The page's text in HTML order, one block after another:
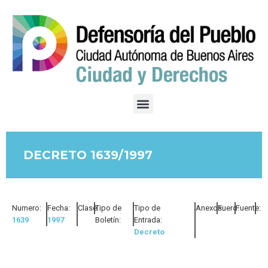
DECRETO 1639/1997
Numero:
1639
Fecha:
1997
Clase:Tipo de
Boletín:
Tipo de
Entrada:
Decreto
Anexos:Fuero:Fuente: